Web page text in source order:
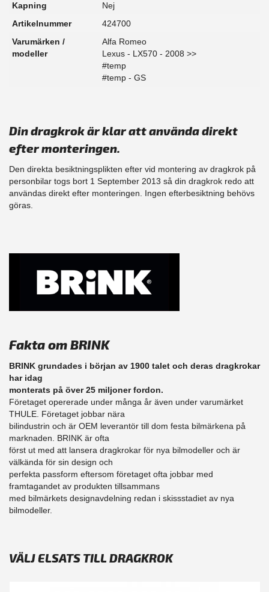
Kapning
Nej
Artikelnummer
424700
Varumärken /
modeller
Alfa Romeo
Lexus - LX570 - 2008 >>
#temp
#temp - GS
Din dragkrok är klar att använda direkt
efter monteringen.
Den direkta besiktningsplikten efter vid montering av dragkrok på
personbilar togs bort 1 September 2013 så din dragkrok redo att
användas direkt efter monteringen. Ingen efterbesiktning behövs
göras.
Fakta om BRINK
BRINK grundades i början av 1900 talet och deras dragkrokar
har idag
monterats på över 25 miljoner fordon.
Företaget opererade under många år även under varumärket
THULE. Företaget jobbar nära
bilindustrin och är OEM leverantör till dom festa bilmärkena på
marknaden. BRINK är ofta
först ut med att lansera dragkrokar för nya bilmodeller och är
välkända för sin design och
perfekta passform eftersom företaget ofta jobbar med
framtagandet av produkten tillsammans
med bilmärkets designavdelning redan i skissstadiet av nya
bilmodeller.
VÄLJ ELSATS TILL DRAGKROK